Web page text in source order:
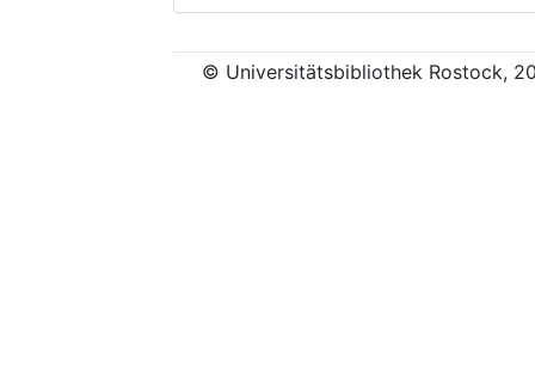
© Universitätsbibliothek Rostock,